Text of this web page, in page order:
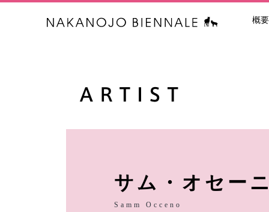
中之条ビエ
概要
サム・オセー
Samm Occeno